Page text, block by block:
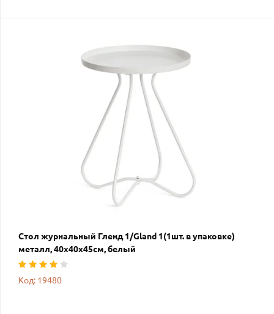
Стол журнальный Гленд 1/Gland 1(1шт. в упаковке)
металл, 40х40х45см, белый
Код: 19480